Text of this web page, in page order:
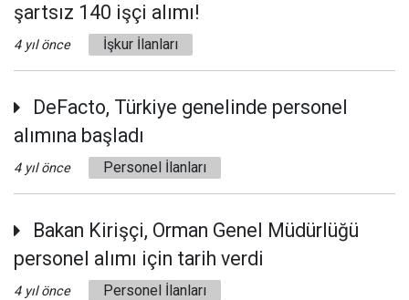
şartsız 140 işçi alımı!
4 yıl önce İşkur İlanları
DeFacto, Türkiye genelinde personel
alımına başladı
4 yıl önce Personel İlanları
Bakan Kirişçi, Orman Genel Müdürlüğü
personel alımı için tarih verdi
4 yıl önce Personel İlanları